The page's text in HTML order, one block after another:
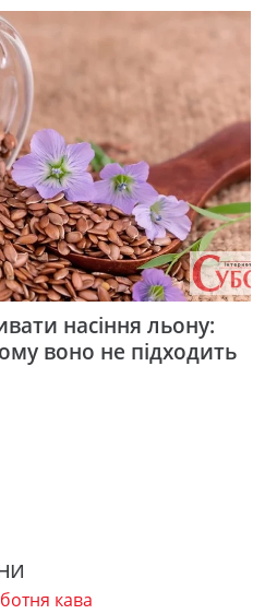
насіння льону:
воно не підходить
кава